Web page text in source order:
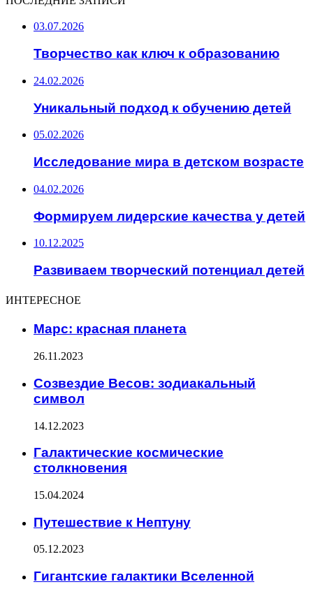
03.07.2026
Творчество как ключ к образованию
24.02.2026
Уникальный подход к обучению детей
05.02.2026
Исследование мира в детском возрасте
04.02.2026
Формируем лидерские качества у детей
10.12.2025
Развиваем творческий потенциал детей
ИНТЕРЕСНОЕ
Марс: красная планета
26.11.2023
Созвездие Весов: зодиакальный
символ
14.12.2023
Галактические космические
столкновения
15.04.2024
Путешествие к Нептуну
05.12.2023
Гигантские галактики Вселенной